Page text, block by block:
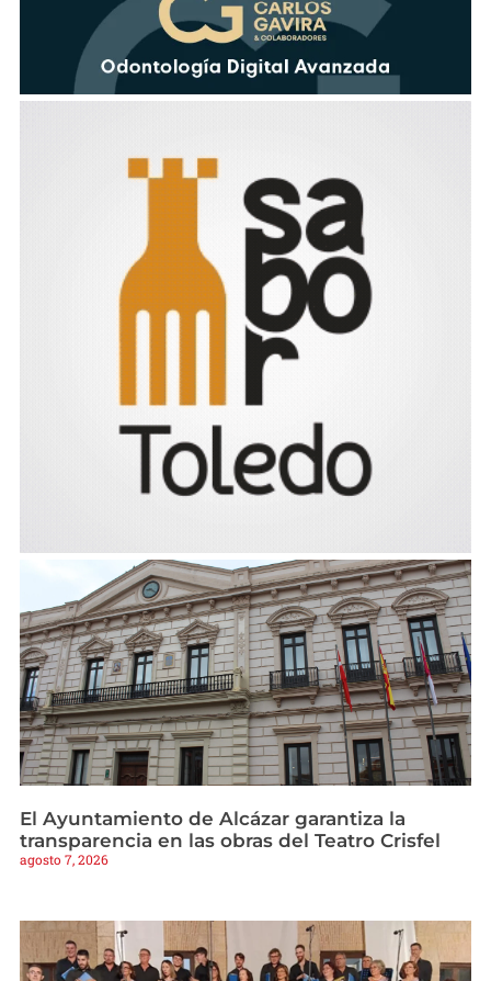
El Ayuntamiento de Alcázar garantiza la
transparencia en las obras del Teatro Crisfel
agosto 7, 2026